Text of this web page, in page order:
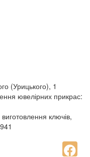
(Урицького), 1
ювелірних прикрас:
ключів,